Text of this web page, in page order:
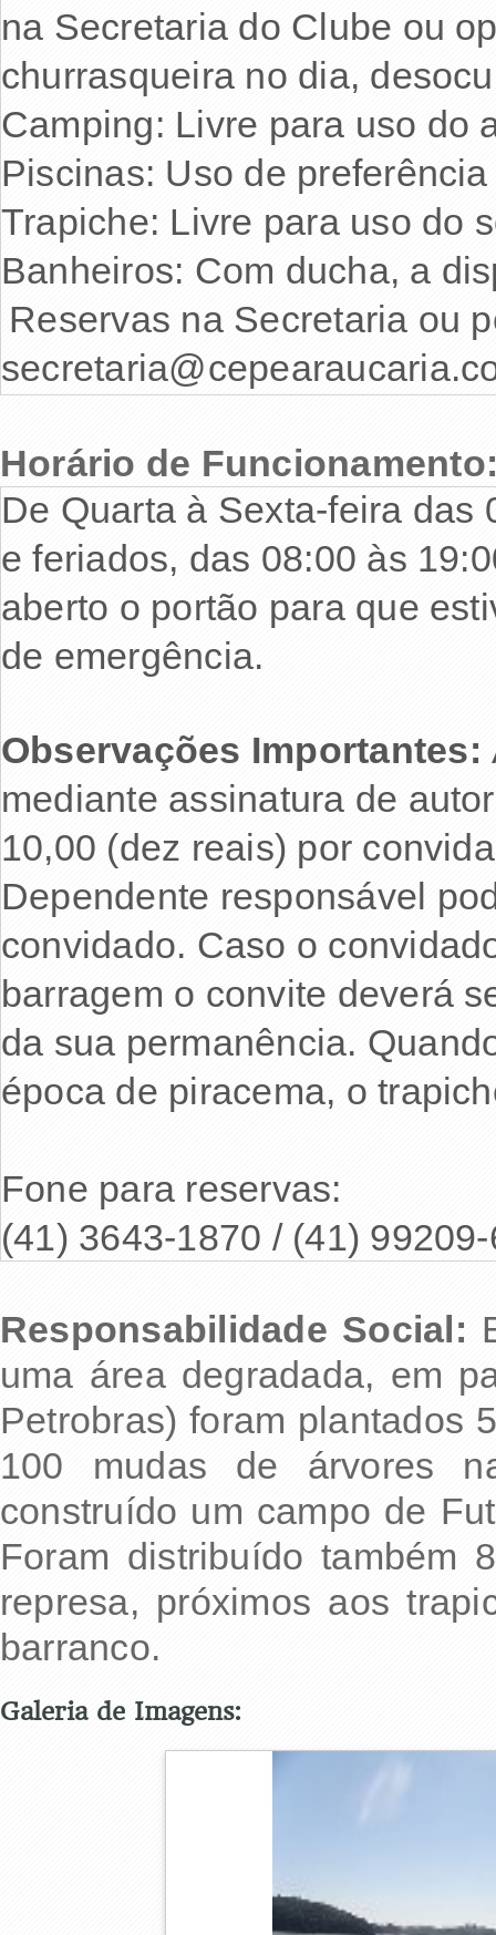
na Secretaria do Clube ou
churrasqueira no dia,
Camping: Livre para uso do
Piscinas: Uso de
Trapiche: Livre para uso do
Banheiros: Com ducha, a
Reservas na Secretaria ou
Horário de
De Quarta à Sexta-feira das
e feriados, das 08:00 às
aberto o portão para que
de emergência.
Observações Importantes:
mediante assinatura de
10,00 (dez reais) por
Dependente responsável
convidado. Caso o
barragem o convite deverá
da sua permanência.
época de piracema, o
Fone para reservas:
(41) 3643-1870 / (41)
Responsabilidade Social:
uma área degradada, em
Petrobras) foram plantados
100 mudas de árvores
construído um campo de
Foram distribuído também
represa, próximos aos
barranco.
Galeria de Imagens: